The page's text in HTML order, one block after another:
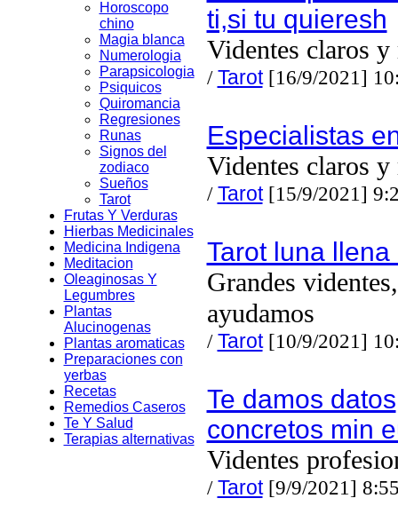
Horoscopo
chino
Magia blanca
Numerologia
Parapsicologia
Psiquicos
Quiromancia
Regresiones
Runas
Signos del
zodiaco
Sueños
Tarot
Frutas Y Verduras
Hierbas Medicinales
Medicina Indigena
Meditacion
Oleaginosas Y
Legumbres
Plantas
Alucinogenas
Plantas aromaticas
Preparaciones con
yerbas
Recetas
Remedios Caseros
Te Y Salud
Terapias alternativas
ti,si tu quieresh
Videntes claros y
/Tarot[16/9/2021]
Especialistas
Videntes claros y
/Tarot[15/9/2021]
Tarot luna llena
Grandes
ayudamos
/Tarot[10/9/2021]
Te damos datos
concretos min
Videntes
/Tarot[9/9/2021]